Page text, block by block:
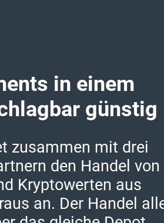
in einem
günstig
zusammen mit drei
den Handel von
Kryptowerten aus
an. Der Handel